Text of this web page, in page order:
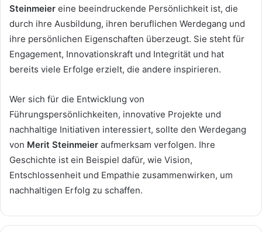
Steinmeier eine beeindruckende Persönlichkeit ist, die
durch ihre Ausbildung, ihren beruflichen Werdegang und
ihre persönlichen Eigenschaften überzeugt. Sie steht für
Engagement, Innovationskraft und Integrität und hat
bereits viele Erfolge erzielt, die andere inspirieren.
Wer sich für die Entwicklung von
Führungspersönlichkeiten, innovative Projekte und
nachhaltige Initiativen interessiert, sollte den Werdegang
von Merit Steinmeier aufmerksam verfolgen. Ihre
Geschichte ist ein Beispiel dafür, wie Vision,
Entschlossenheit und Empathie zusammenwirken, um
nachhaltigen Erfolg zu schaffen.